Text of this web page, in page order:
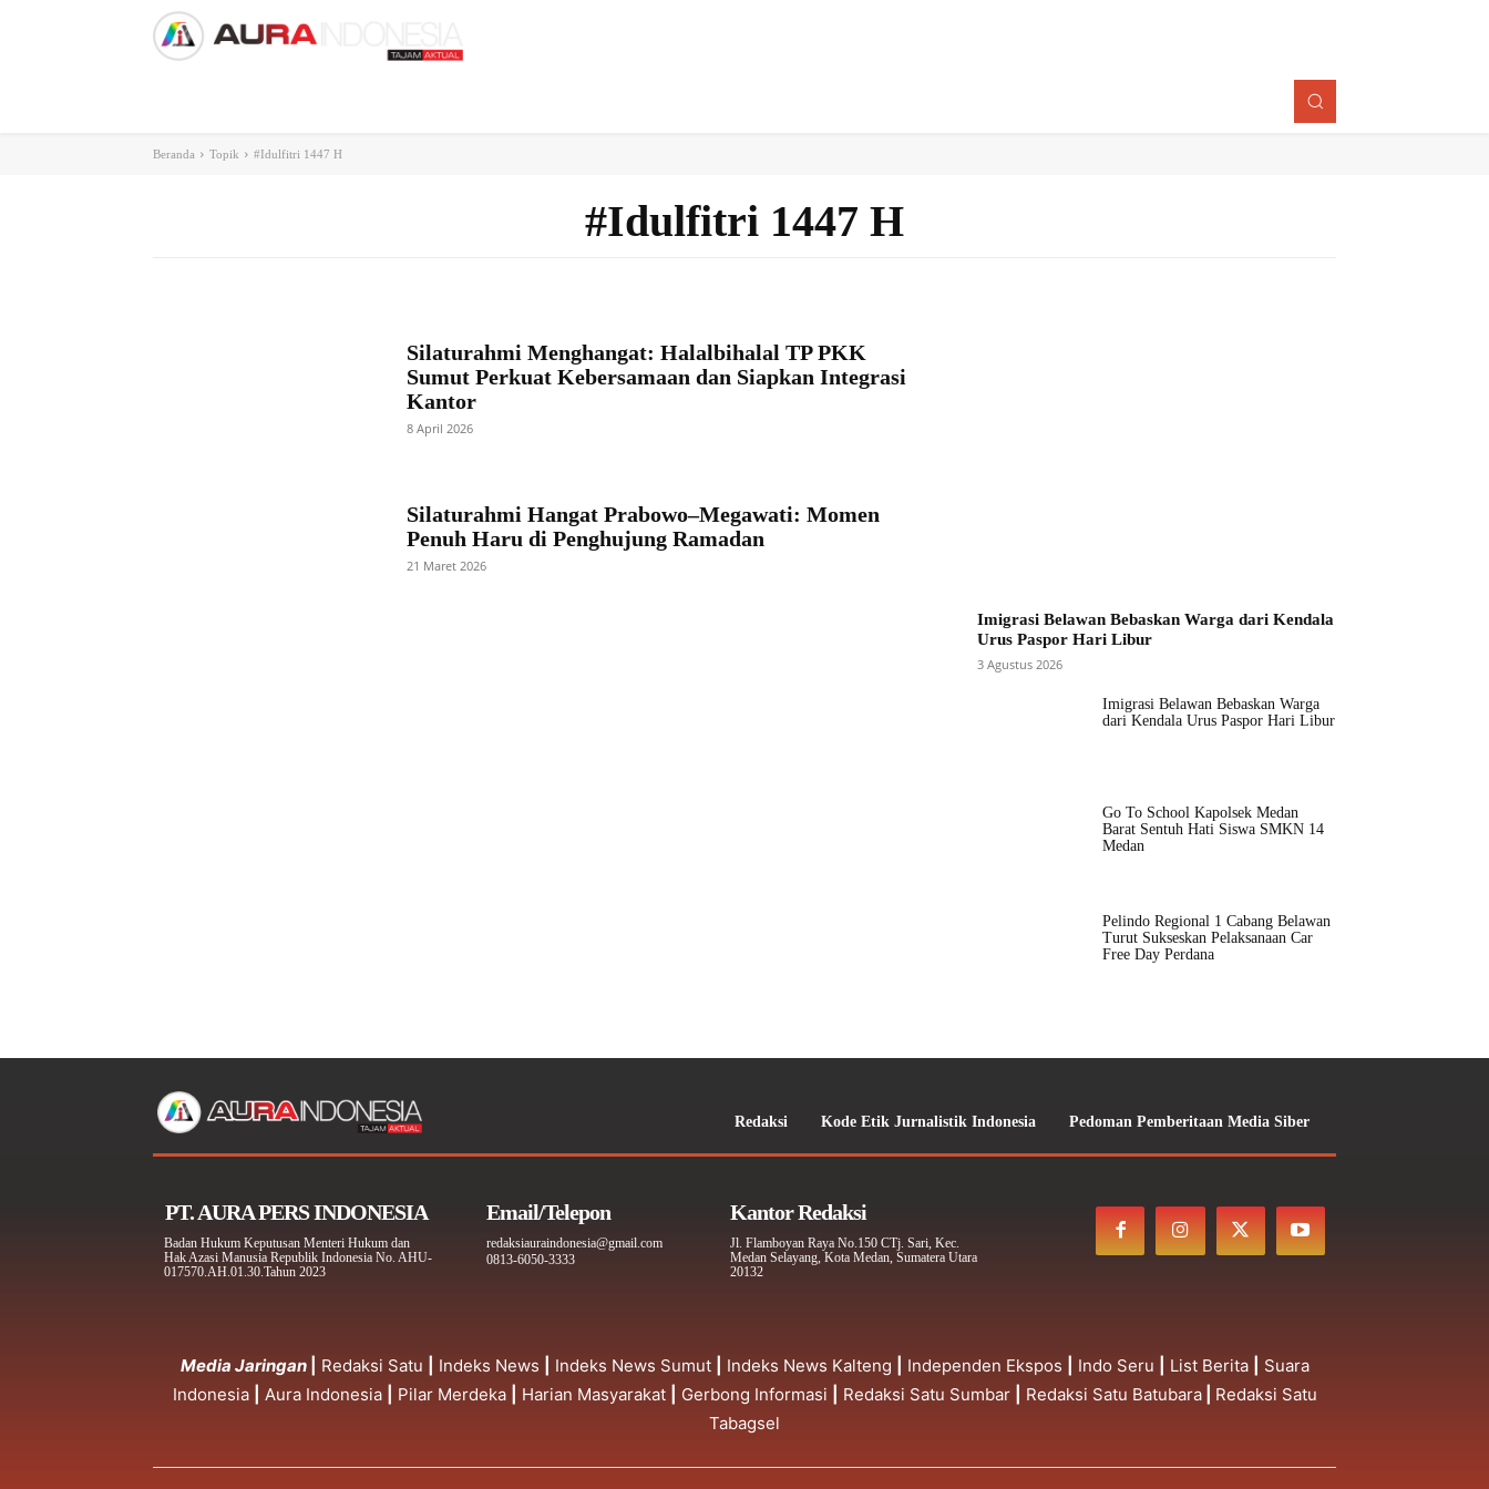
Beranda Topik #Idulfitri 1447 H
#Idulfitri 1447 H
Silaturahmi Menghangat: Halalbihalal TP PKK
Sumut Perkuat Kebersamaan dan Siapkan Integrasi
Kantor
8 April 2026
Silaturahmi Hangat Prabowo–Megawati: Momen
Penuh Haru di Penghujung Ramadan
21 Maret 2026
Imigrasi Belawan Bebaskan Warga dari Kendala
Urus Paspor Hari Libur
3 Agustus 2026
Imigrasi Belawan Bebaskan Warga
dari Kendala Urus Paspor Hari Libur
Go To School Kapolsek Medan
Barat Sentuh Hati Siswa SMKN 14
Medan
Pelindo Regional 1 Cabang Belawan
Turut Sukseskan Pelaksanaan Car
Free Day Perdana
Redaksi Kode Etik Jurnalistik Indonesia Pedoman Pemberitaan Media Siber
PT. AURA PERS INDONESIA
Badan Hukum Keputusan Menteri Hukum dan
Hak Azasi Manusia Republik Indonesia No. AHU-
017570.AH.01.30.Tahun 2023
Email/Telepon
redaksiauraindonesia@gmail.com
0813-6050-3333
Kantor Redaksi
Jl. Flamboyan Raya No.150 CTj. Sari, Kec.
Medan Selayang, Kota Medan, Sumatera Utara
20132
Media Jaringan Redaksi Satu Indeks News Indeks News Sumut Indeks News Kalteng Independen Ekspos Indo Seru List Berita
Suara
Indonesia
Aura Indonesia Pilar Merdeka Harian Masyarakat Gerbong Informasi Redaksi Satu Sumbar Redaksi Satu Batubara| Redaksi Satu
Tabagsel